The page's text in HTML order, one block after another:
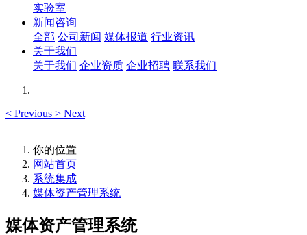
实验室
新闻咨询
全部 公司新闻 媒体报道 行业资讯
关于我们
关于我们 企业资质 企业招聘 联系我们
< Previous > Next
你的位置
网站首页
系统集成
媒体资产管理系统
媒体资产管理系统